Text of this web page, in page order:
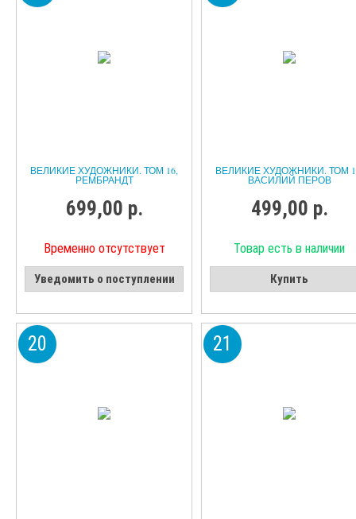
ВЕЛИКИЕ ХУДОЖНИКИ. ТОМ 16,
РЕМБРАНДТ
699,00 р.
Временно отсутствует
Уведомить о поступлении
ВЕЛИКИЕ ХУДОЖНИКИ. ТОМ
ВАСИЛИЙ ПЕРОВ
499,00 р.
Товар есть в наличии
Купить
20 21